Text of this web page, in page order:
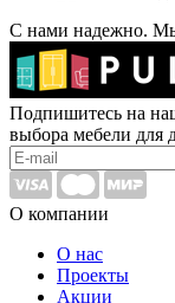
С нами надежно. Мы
Подпишитесь на
выбора мебели для
О компании
О нас
Проекты
Акции